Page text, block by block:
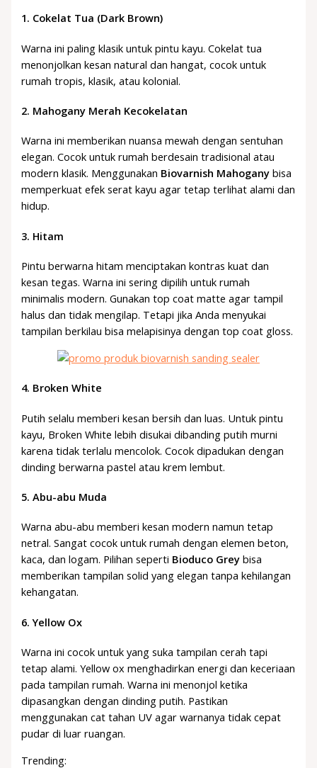
1. Cokelat Tua (Dark Brown)
Warna ini paling klasik untuk pintu kayu. Cokelat tua
menonjolkan kesan natural dan hangat, cocok untuk
rumah tropis, klasik, atau kolonial.
2. Mahogany Merah Kecokelatan
Warna ini memberikan nuansa mewah dengan sentuhan
elegan. Cocok untuk rumah berdesain tradisional atau
modern klasik. Menggunakan Biovarnish Mahogany bisa
memperkuat efek serat kayu agar tetap terlihat alami dan
hidup.
3. Hitam
Pintu berwarna hitam menciptakan kontras kuat dan
kesan tegas. Warna ini sering dipilih untuk rumah
minimalis modern. Gunakan top coat matte agar tampil
halus dan tidak mengilap. Tetapi jika Anda menyukai
tampilan berkilau bisa melapisinya dengan top coat gloss.
4. Broken White
Putih selalu memberi kesan bersih dan luas. Untuk pintu
kayu, Broken White lebih disukai dibanding putih murni
karena tidak terlalu mencolok. Cocok dipadukan dengan
dinding berwarna pastel atau krem lembut.
5.Abu-abu Muda
Warna abu-abu memberi kesan modern namun tetap
netral. Sangat cocok untuk rumah dengan elemen beton,
kaca, dan logam. Pilihan seperti Bioduco Grey bisa
memberikan tampilan solid yang elegan tanpa kehilangan
kehangatan.
6.Yellow Ox
Warna ini cocok untuk yang suka tampilan cerah tapi
tetap alami. Yellow ox menghadirkan energi dan keceriaan
pada tampilan rumah. Warna ini menonjol ketika
dipasangkan dengan dinding putih. Pastikan
menggunakan cat tahan UV agar warnanya tidak cepat
pudar di luar ruangan.
Trending: